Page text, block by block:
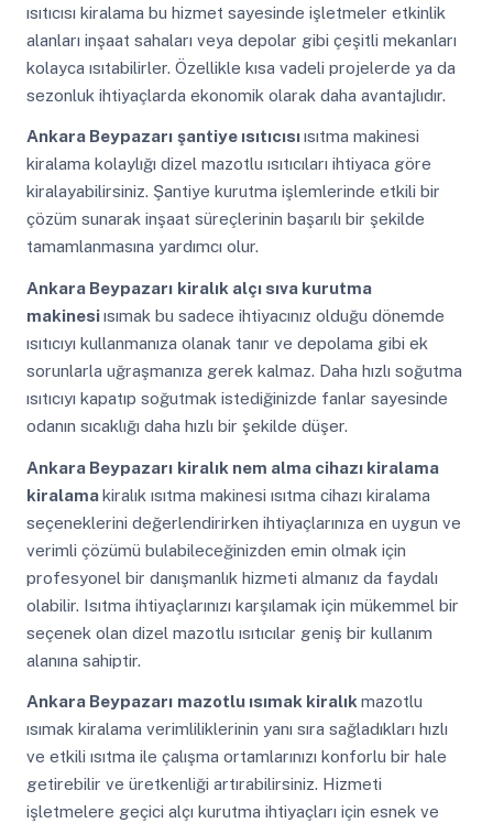
ısıtıcısı kiralama bu hizmet sayesinde işletmeler etkinlik
alanları inşaat sahaları veya depolar gibi çeşitli mekanları
kolayca ısıtabilirler. Özellikle kısa vadeli projelerde ya da
sezonluk ihtiyaçlarda ekonomik olarak daha avantajlıdır.
Ankara Beypazarı şantiye ısıtıcısıısıtma makinesi
kiralama kolaylığı dizel mazotlu ısıtıcıları ihtiyaca göre
kiralayabilirsiniz. Şantiye kurutma işlemlerinde etkili bir
çözüm sunarak inşaat süreçlerinin başarılı bir şekilde
tamamlanmasına yardımcı olur.
Ankara Beypazarı kiralık alçı sıva kurutma
makinesiısımak bu sadece ihtiyacınız olduğu dönemde
ısıtıcıyı kullanmanıza olanak tanır ve depolama gibi ek
sorunlarla uğraşmanıza gerek kalmaz. Daha hızlı soğutma
ısıtıcıyı kapatıp soğutmak istediğinizde fanlar sayesinde
odanın sıcaklığı daha hızlı bir şekilde düşer.
Ankara Beypazarı kiralık nem alma cihazı kiralama
kiralamakiralık ısıtma makinesi ısıtma cihazı kiralama
seçeneklerini değerlendirirken ihtiyaçlarınıza en uygun ve
verimli çözümü bulabileceğinizden emin olmak için
profesyonel bir danışmanlık hizmeti almanız da faydalı
olabilir. Isıtma ihtiyaçlarınızı karşılamak için mükemmel bir
seçenek olan dizel mazotlu ısıtıcılar geniş bir kullanım
alanına sahiptir.
Ankara Beypazarı mazotlu ısımak kiralık mazotlu
ısımak kiralama verimliliklerinin yanı sıra sağladıkları hızlı
ve etkili ısıtma ile çalışma ortamlarınızı konforlu bir hale
getirebilir ve üretkenliği artırabilirsiniz. Hizmeti
işletmelere geçici alçı kurutma ihtiyaçları için esnek ve